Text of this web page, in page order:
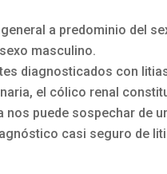
a predominio del
masculino.
diagnosticados con
el cólico renal
puede sospechar de
casi seguro de